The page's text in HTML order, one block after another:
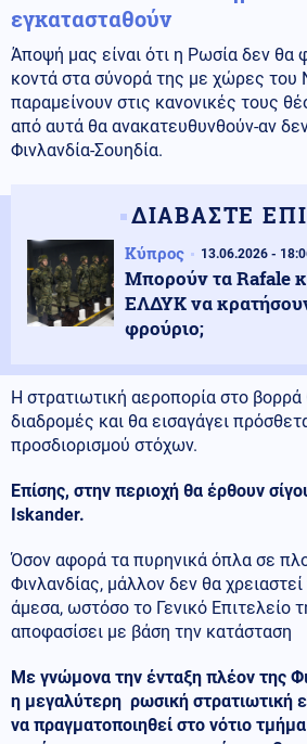
εγκατασταθούν
Άποψή μας είναι ότι η Ρωσία δεν θα
κοντά στα σύνορά της με χώρες του
παραμείνουν στις κανονικές τους
από αυτά θα ανακατευθυνθούν-αν
Φινλανδία-Σουηδία.
ΔΙΑΒΑΣΤΕ
Κύπρος 13.06.2026 -
Μπορούν τα Rafale
ΕΛΔΥΚ να
φρούριο;
Η στρατιωτική αεροπορία στο
διαδρομές και θα εισαγάγει
προσδιορισμού στόχων.
Επίσης, στην περιοχή θα έρθουν
Iskander.
Όσον αφορά τα πυρηνικά όπλα σε
Φινλανδίας, μάλλον δεν θα
άμεσα, ωστόσο το Γενικό Επιτελείο
αποφασίσει με βάση την κατάσταση
Με γνώμονα την ένταξη πλέον της
η μεγαλύτερη ρωσική στρατιωτική
να πραγματοποιηθεί στο νότιο